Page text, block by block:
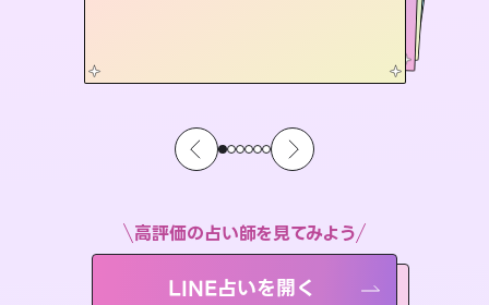
高評価の占い師を見てみよう
LINE占いを開く